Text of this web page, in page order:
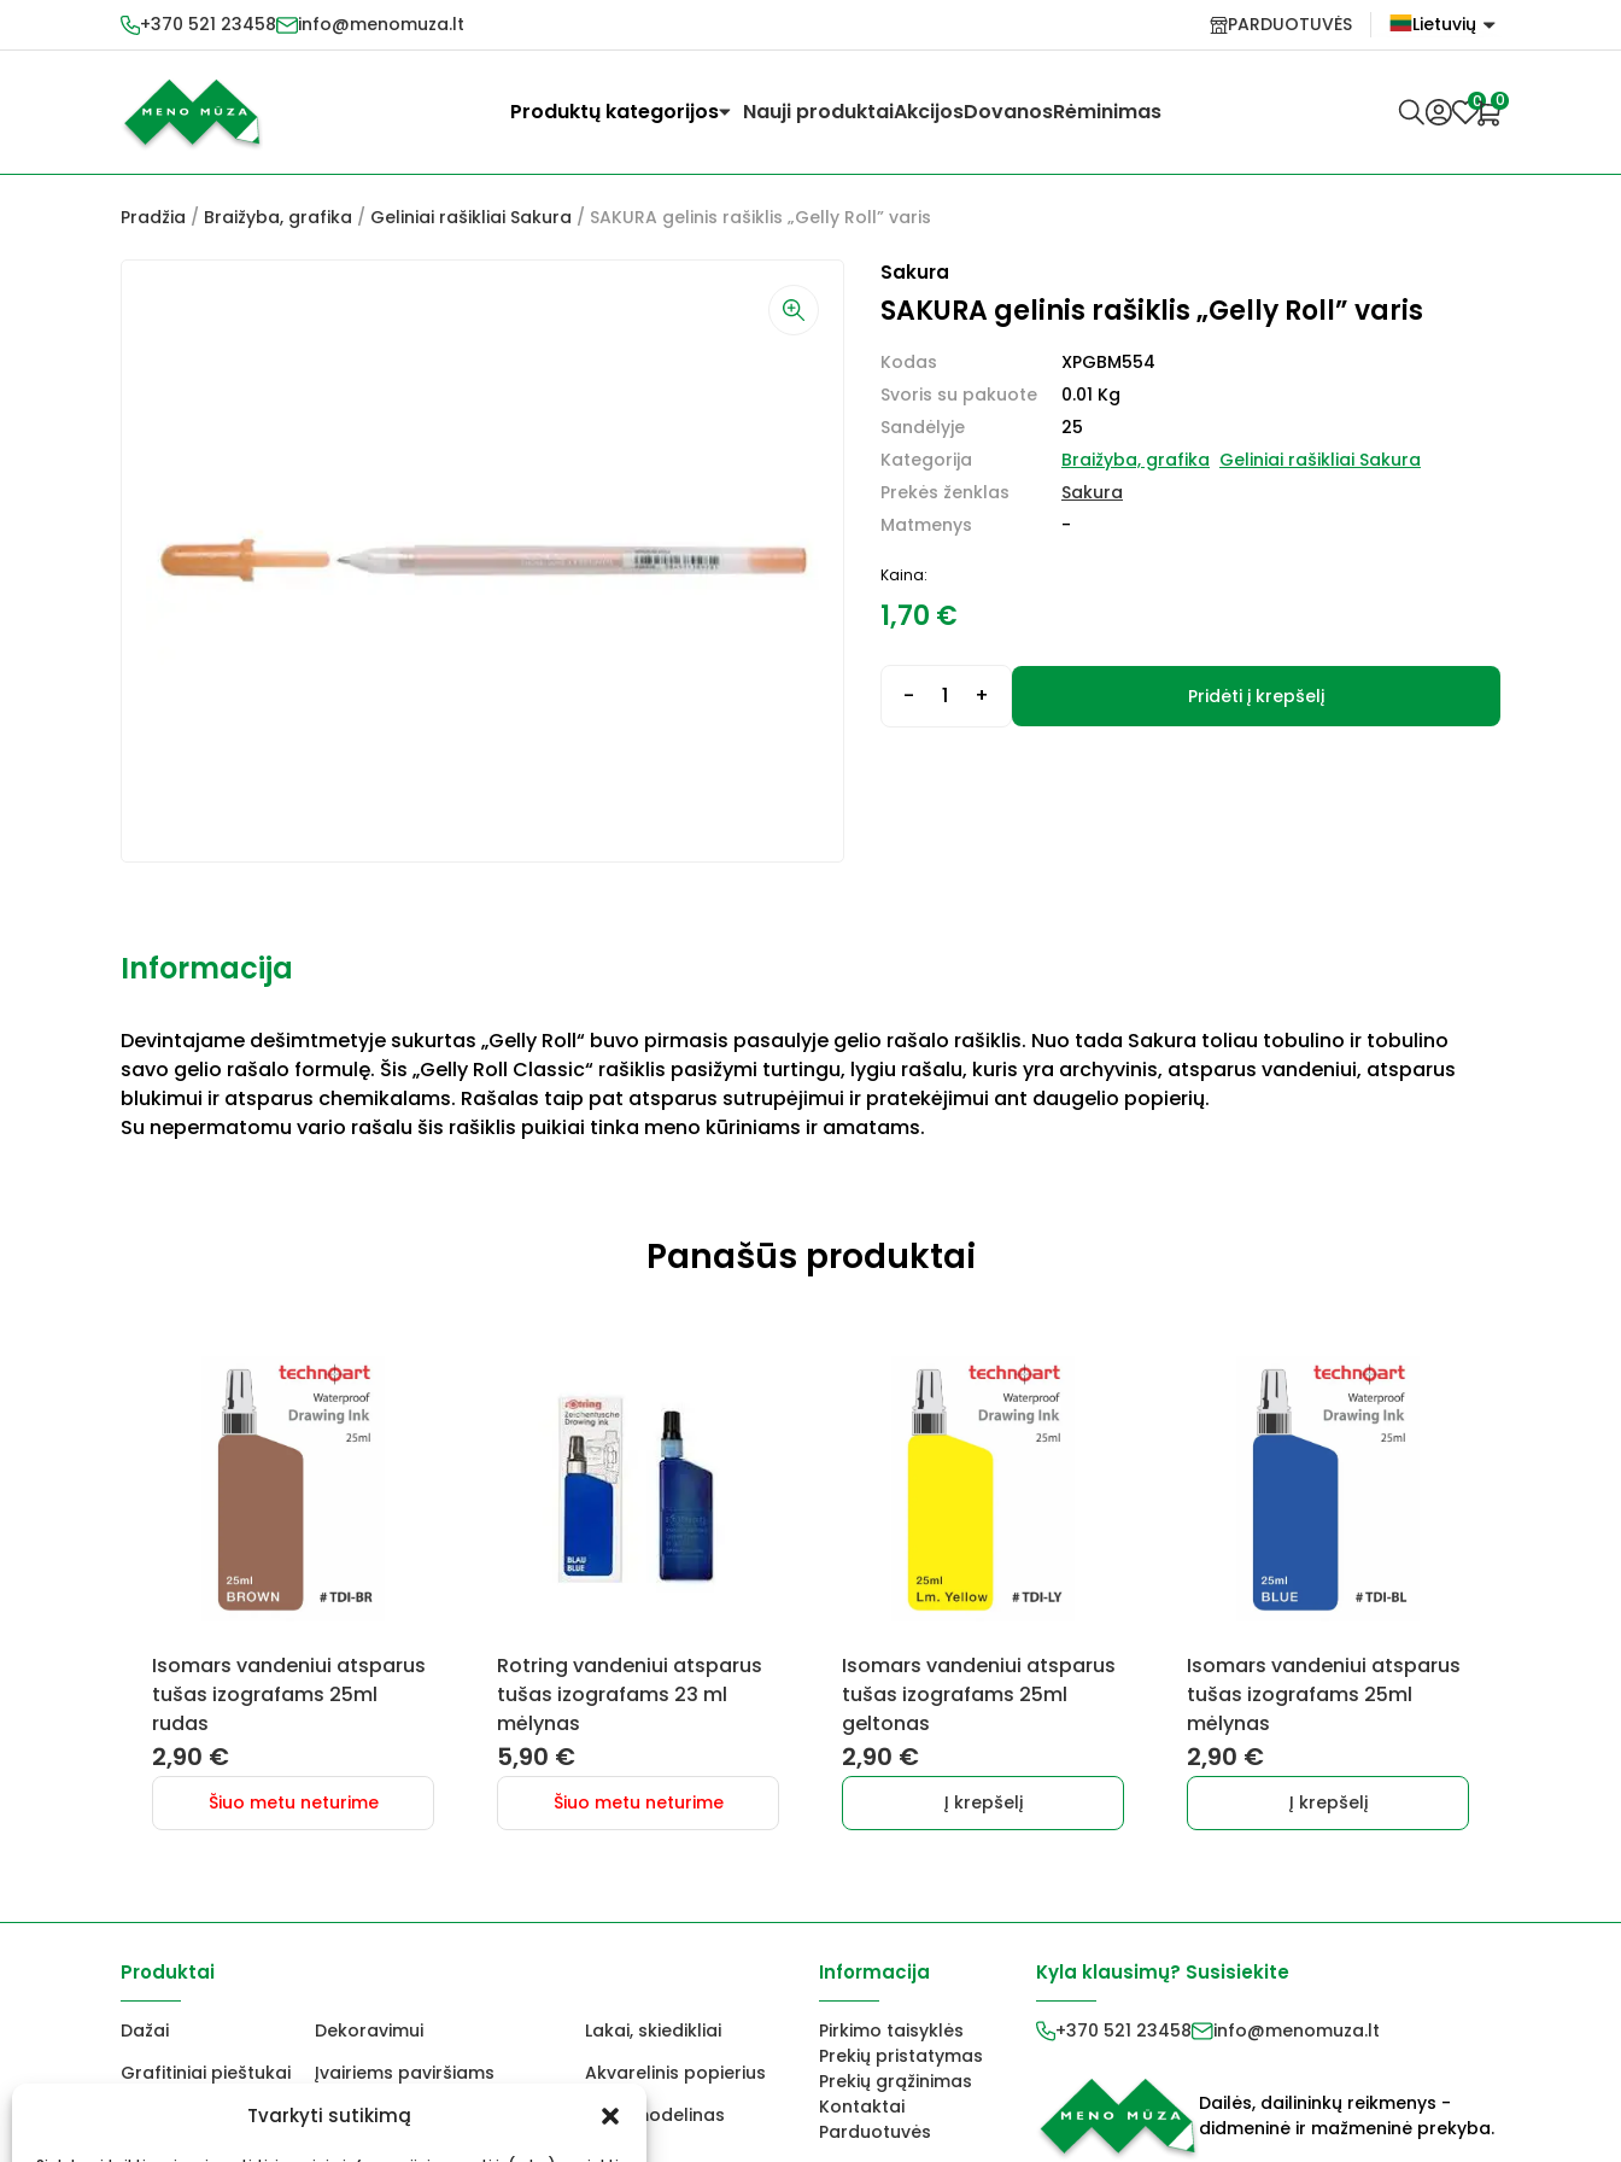
Tvarkyti sutikimą
+370 521 23458 info@menomuza.lt PARDUOTUVĖS
Lietuvių
Lietuvių
Produktų kategorijos Nauji produktaiAkcijosDovanosRėminimas 0 0
Pradžia / Braižyba, grafika / Geliniai rašikliai Sakura / SAKURA gelinis rašiklis „Gelly Roll” varis
Sakura
SAKURA gelinis rašiklis „Gelly Roll” varis
Kodas
Svoris su pakuote
Sandėlyje
Kategorija
Prekės ženklas
Matmenys
XPGBM554
0.01 Kg
25
Braižyba, grafika Geliniai rašikliai Sakura
Sakura
-
Kaina:
1,70 €
- + Pridėti į krepšelį
Informacija
Devintajame dešimtmetyje sukurtas „Gelly Roll“ buvo pirmasis pasaulyje gelio rašalo rašiklis. Nuo tada Sakura toliau tobulino ir tobulino
savo gelio rašalo formulę. Šis „Gelly Roll Classic“ rašiklis pasižymi turtingu, lygiu rašalu, kuris yra archyvinis, atsparus vandeniui, atsparus
blukimui ir atsparus chemikalams. Rašalas taip pat atsparus sutrupėjimui ir pratekėjimui ant daugelio popierių.
Su nepermatomu vario rašalu šis rašiklis puikiai tinka meno kūriniams ir amatams.
Panašūs produktai
Isomars vandeniui atsparus
tušas izografams 25ml
rudas
2,90 €
Šiuo metu neturime
Rotring vandeniui atsparus
tušas izografams 23 ml
mėlynas
5,90 €
Šiuo metu neturime
Isomars vandeniui atsparus
tušas izografams 25ml
geltonas
2,90 €
Į krepšelį
Isomars vandeniui atsparus
tušas izografams 25ml
mėlynas
2,90 €
Į krepšelį
Produktai
Dažai Dekoravimui
Lakai, skiedikliai
Grafitiniai pieštukai
Įvairiems paviršiams
Akvarelinis popierius
Keramikams ir skulptoriams
FIMO modelinas
Drobės, porėmiai
Mokyklinės ir biuro prekės Vokai
Informacija
Pirkimo taisyklės
Prekių pristatymas
Prekių grąžinimas
Kontaktai
Parduotuvės
Kyla klausimų? Susisiekite
+370 521 23458 info@menomuza.lt
Dailės, dailininkų reikmenys -
didmeninė ir mažmeninė prekyba.